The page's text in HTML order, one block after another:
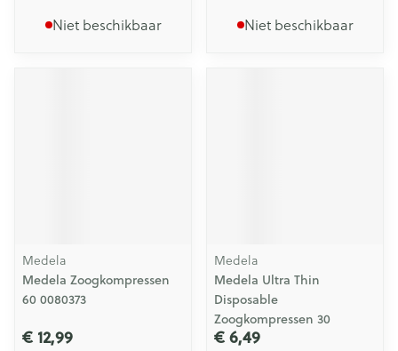
Niet beschikbaar Niet beschikbaar
Medela
Medela Zoogkompressen
60 0080373
€ 12,99
Medela
Medela Ultra Thin
Disposable
Zoogkompressen 30
€ 6,49